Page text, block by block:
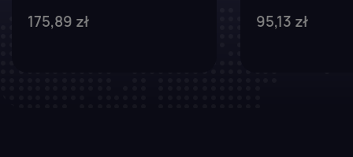
175,89 zł 95,13 zł